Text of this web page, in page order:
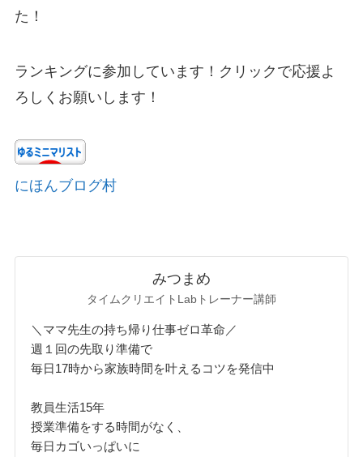
た！
ランキングに参加しています！クリックで応援よ
ろしくお願いします！
にほんブログ村
みつまめ
タイムクリエイトLabトレーナー講師
＼ママ先生の持ち帰り仕事ゼロ革命／
週１回の先取り準備で
毎日17時から家族時間を叶えるコツを発信中
教員生活15年
授業準備をする時間がなく、
毎日カゴいっぱいに